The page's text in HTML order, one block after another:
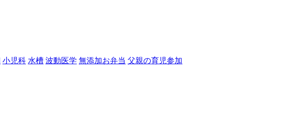
小児科 水槽 波動医学 無添加お弁当 父親の育児参加